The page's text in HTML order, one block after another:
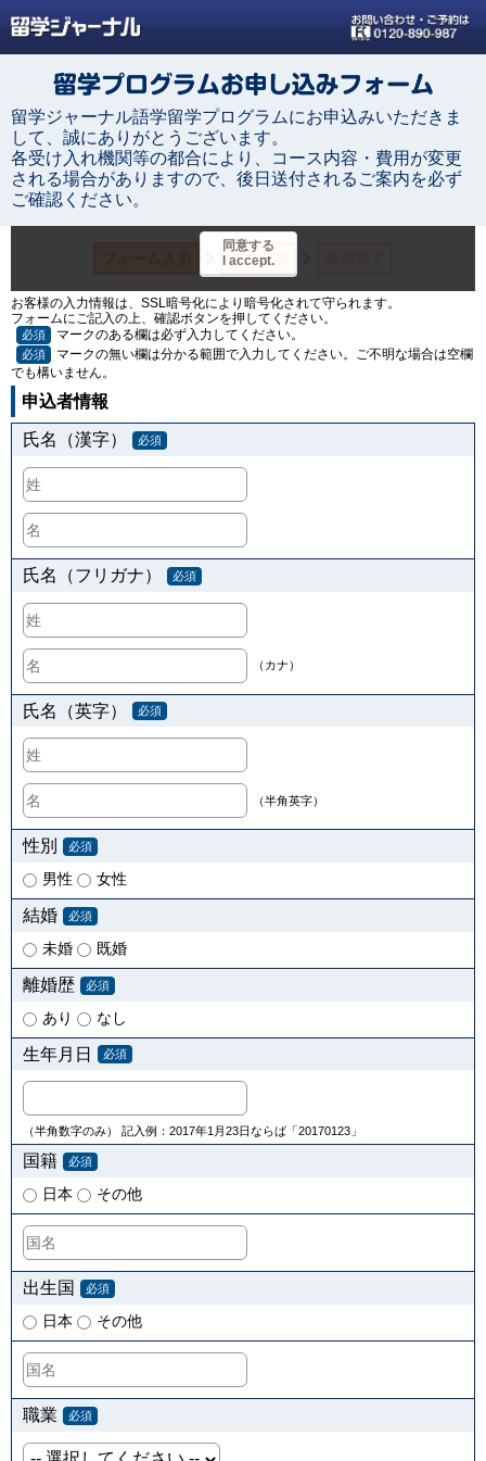
留学ジャーナル語学留学プログラムにお申込みいただきま
して、誠にありがとうございます。
各受け入れ機関等の都合により、コース内容・費用が変更
される場合がありますので、後日送付されるご案内を必ず
ご確認ください。
お客様の入力情報は、SSL暗号化により暗号化されて守られます。
フォームにご記入の上、確認ボタンを押してください。
必須 マークのある欄は必ず入力してください。
必須
マークの無い欄は分かる範囲で入力してください。ご不明な場合は空欄
でも構いません。
申込者情報
氏名（漢字） 必須
氏名（フリガナ） 必須
（カナ）
氏名（英字） 必須
（半角英字）
性別 必須
男性 女性
結婚 必須
未婚 既婚
離婚歴 必須
あり なし
生年月日 必須
（半角数字のみ） 記入例：2017年1月23日ならば「20170123」
国籍 必須
日本 その他
出生国 必須
日本 その他
職業 必須